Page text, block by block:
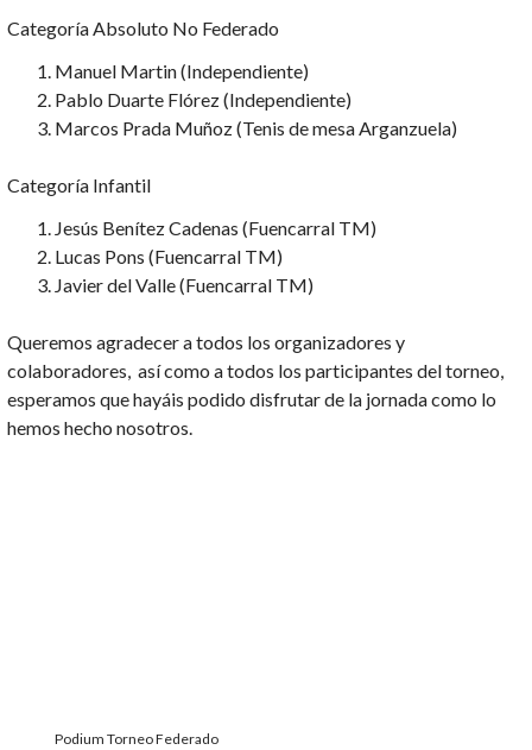
Categoría Absoluto No Federado
Manuel Martin (Independiente)
Pablo Duarte Flórez (Independiente)
Marcos Prada Muñoz (Tenis de mesa Arganzuela)
Categoría Infantil
Jesús Benítez Cadenas (Fuencarral TM)
Lucas Pons (Fuencarral TM)
Javier del Valle (Fuencarral TM)
Queremos agradecer a todos los organizadores y
colaboradores, así como a todos los participantes del torneo,
esperamos que hayáis podido disfrutar de la jornada como lo
hemos hecho nosotros.
Podium Torneo Federado